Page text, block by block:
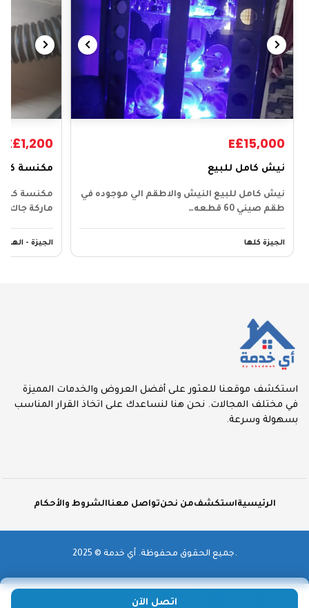
اتصل الآن
نيش كامل للبيع
نيش كامل للبيع النيش والاطقم الي موجوده في
طقم صيني 60 قطعه…
الجيزة كلها
E£15,000
مكنسة
مكنسة
ماركة جاك
الجيزة - الهرم
E£1,200
استكشف موقعنا للعثور على أفضل العروض والخدمات المميزة
في مختلف المجالات. نحن هنا لنساعدك على اتخاذ القرار المناسب
بسهولة وسرعة.
الرئيسيةاستكشفمن نحنتواصل معناالشروط والأحكام
2025 © جميع الحقوق محفوظة. أي خدمة.